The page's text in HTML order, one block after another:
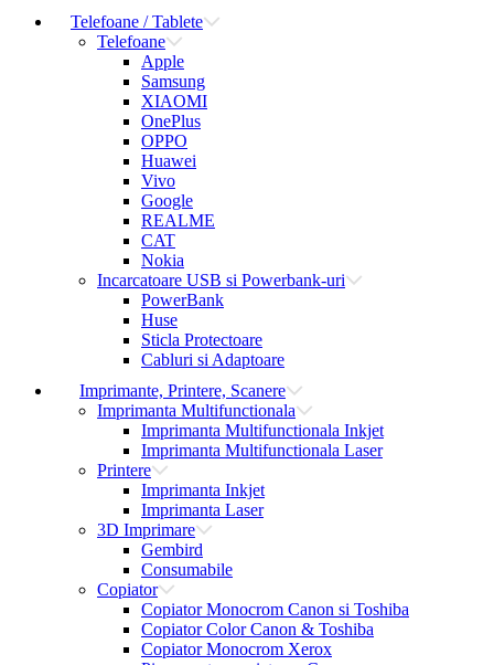
Telefoane / Tablete
Telefoane
Apple
Samsung
XIAOMI
OnePlus
OPPO
Huawei
Vivo
Google
REALME
CAT
Nokia
Incarcatoare USB si Powerbank-uri
PowerBank
Huse
Sticla Protectoare
Cabluri si Adaptoare
Imprimante, Printere, Scanere
Imprimanta Multifunctionala
Imprimanta Multifunctionala Inkjet
Imprimanta Multifunctionala Laser
Printere
Imprimanta Inkjet
Imprimanta Laser
3D Imprimare
Gembird
Consumabile
Copiator
Copiator Monocrom Canon si Toshiba
Copiator Color Canon & Toshiba
Copiator Monocrom Xerox